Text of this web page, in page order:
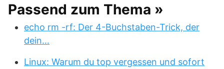
Passend zum Thema »
echo rm -rf: Der 4-Buchstaben-Trick, der
dein…
Linux: Warum du top vergessen und sofort